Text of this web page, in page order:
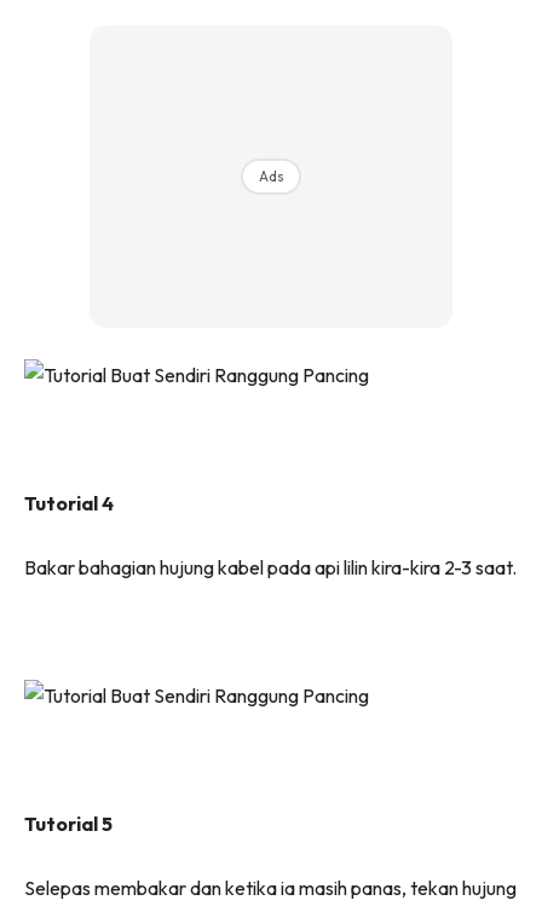
Ads
Tutorial 4
Bakar bahagian hujung kabel pada api lilin kira-kira 2-3 saat.
Tutorial 5
Selepas membakar dan ketika ia masih panas, tekan hujung